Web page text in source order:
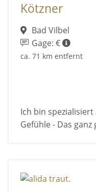
Kötzner
Bad Vilbel
Gage: €
ca. 71 km entfernt
Ich bin
Gefühle - Das ganz